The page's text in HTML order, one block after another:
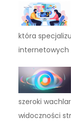
która
internetowych
szeroki
widoczności